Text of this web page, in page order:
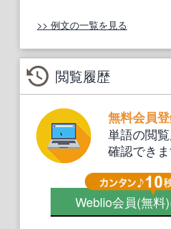
>> 例文の一覧を見る
閲覧履歴
無料会員
単語の閲
確認できま
Weblio会員(無料)